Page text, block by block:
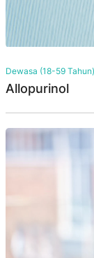
Dewasa (18-59 Tahun)
Allopurinol